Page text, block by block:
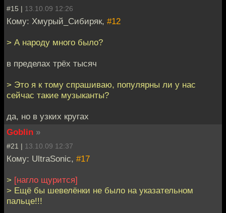
#15 | 13.10.09 12:26
Кому: Хмурый_Сибиряк, #12
> А народу много было?
в пределах трёх тысяч
> Это я к тому спрашиваю, популярны ли у нас
сейчас такие музыканты?
да, но в узких кругах
Goblin »
#21 | 13.10.09 12:37
Кому: UltraSonic, #17
> [нагло щурится]
> Ещё бы шевелёнки не было на указательном
пальце!!!